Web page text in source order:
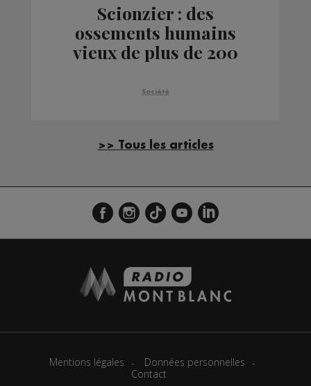
Scionzier : des
ossements humains
vieux de plus de 200
chantier
Société
>> Tous les articles
Mentions légales
Données personnelles
Contact